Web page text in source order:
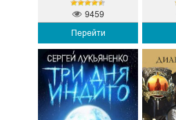
Перейти
9459